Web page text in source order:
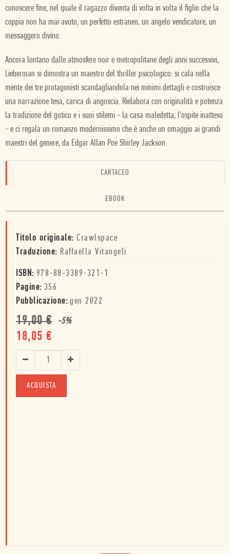
conoscere fine, nel quale il ragazzo diventa di volta in volta il figlio che la
coppia non ha mai avuto, un perfetto estraneo, un angelo vendicatore, un
messaggero divino.
Ancora lontano dalle atmosfere noir e metropolitane degli anni successivi,
Lieberman si dimostra un maestro del thriller psicologico: si cala nella
mente dei tre protagonisti scandagliandola nei minimi dettagli e costruisce
una narrazione tesa, carica di angoscia. Rielabora con originalità e potenza
la tradizione del gotico e i suoi stilemi - la casa maledetta, l'ospite inatteso
- e ci regala un romanzo modernissimo che è anche un omaggio ai grandi
maestri del genere, da Edgar Allan Poe Shirley Jackson.
CARTACEO
EBOOK
Titolo originale: Crawlspace
Traduzione: Raffaella Vitangeli
ISBN: 978-88-3389-321-1
Pagine: 356
Pubblicazione: gen 2022
19,00€ -5%
18,05 €
ACQUISTA